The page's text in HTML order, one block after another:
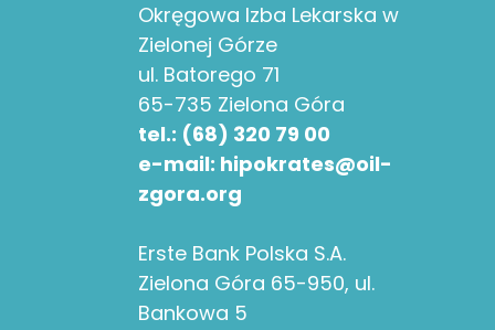
Okręgowa Izba Lekarska w
Zielonej Górze
ul. Batorego 71
65-735 Zielona Góra
tel.: (68) 320 79 00
e-mail: hipokrates@oil-
zgora.org
Erste Bank Polska S.A.
Zielona Góra 65-950, ul.
Bankowa 5